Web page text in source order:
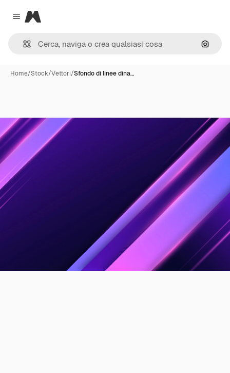
Close menu
Magnific
Cerca
Home/Stock/Vettori/Sfondo di linee dina…